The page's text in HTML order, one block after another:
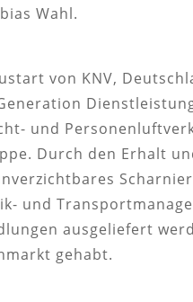
Wahl.
von KNV,
und
Durch den Erhalt
und
ausgeliefert
gehabt.